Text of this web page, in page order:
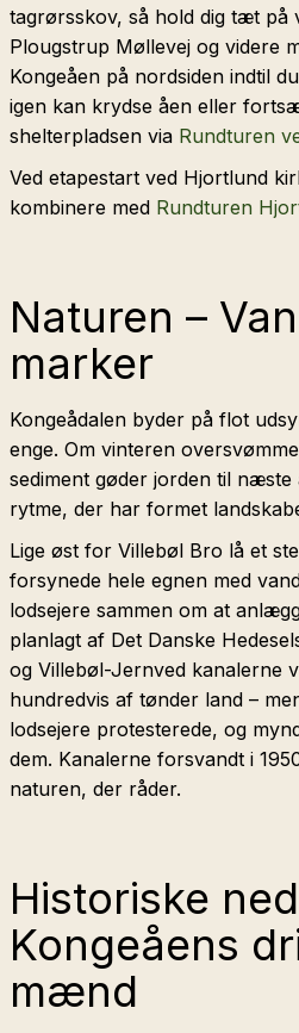
tagrørsskov, så hold dig tæt på
Plougstrup Møllevej og videre
Kongeåen på nordsiden indtil
igen kan krydse åen eller
shelterpladsen via Rundturen
Ved etapestart ved Hjortlund
kombinere med Rundturen
Naturen –
marker
Kongeådalen byder på flot
enge. Om vinteren
sediment gøder jorden til
rytme, der har formet
Lige øst for Villebøl Bro lå et
forsynede hele egnen med
lodsejere sammen om at
planlagt af Det Danske
og Villebøl-Jernved kanalerne
hundredvis af tønder land –
lodsejere protesterede, og
dem. Kanalerne forsvandt i
naturen, der råder.
Historiske
Kongeåens
mænd